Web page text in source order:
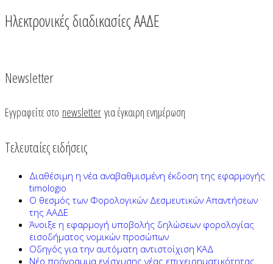
Ηλεκτρονικές διαδικασίες ΑΑΔΕ
Newsletter
Εγγραφείτε στο newsletter για έγκαιρη ενημέρωση
Τελευταίες ειδήσεις
Διαθέσιμη η νέα αναβαθμισμένη έκδοση της εφαρμογής
timologio
Ο θεσμός των Φορολογικών Δεσμευτικών Απαντήσεων
της ΑΑΔΕ
Άνοιξε η εφαρμογή υποβολής δηλώσεων φορολογίας
εισοδήματος νομικών προσώπων
Οδηγός για την αυτόματη αντιστοίχιση ΚΑΔ
Νέο πρόγραμμα ενίσχυσης νέας επιχειρηματικότητας